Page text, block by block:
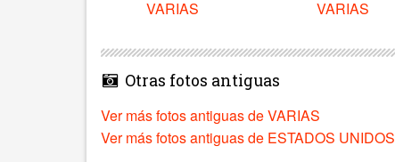
VARIAS
VARIAS
Otras fotos antiguas
Ver más fotos antiguas de VARIAS
Ver más fotos antiguas de ESTADOS UNIDOS